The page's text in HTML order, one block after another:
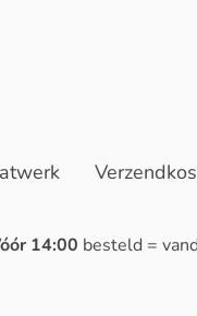
14:00 besteld =